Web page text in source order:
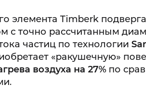
элемента Timberk
с точно рассчитанным
частиц по технологии
«ракушечную»
воздуха на 27% по